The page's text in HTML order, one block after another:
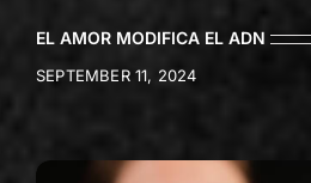
EL AMOR MODIFICA EL ADN
SEPTEMBER 11, 2024